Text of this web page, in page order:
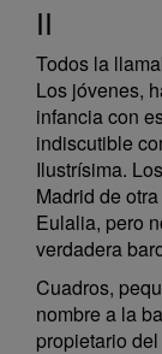
II
Todos la
Los jóvenes,
infancia con
indiscutible
Ilustrísima.
Madrid de
Eulalia, pero
verdadera
Cuadros,
nombre a la
propietario